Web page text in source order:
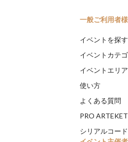
一般ご利用者様
イベントを探す
イベントカテ
イベントエリ
使い方
よくある質問
PRO
シリアルコー